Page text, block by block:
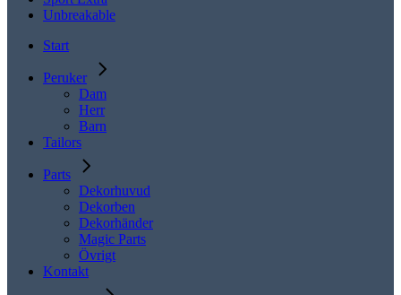
Unbreakable
Start
Peruker
Dam
Herr
Barn
Tailors
Parts
Dekorhuvud
Dekorben
Dekorhänder
Magic Parts
Övrigt
Kontakt